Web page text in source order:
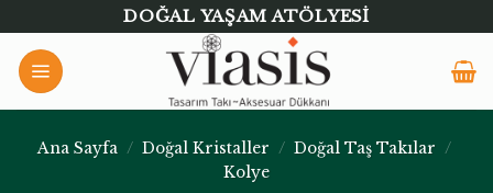
content
DOĞAL YAŞAM ATÖLYESI
Ana Sayfa / Doğal Kristaller / Doğal Taş Takılar /
Kolye